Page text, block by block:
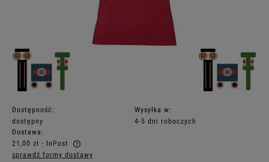
Dostępność:
dostępny
Wysyłka w:
4-5 dni roboczych
Dostawa:
21,00 zł - InPost
Cena nie zawiera ewentualnych kosztów płatności
sprawdź formy dostawy